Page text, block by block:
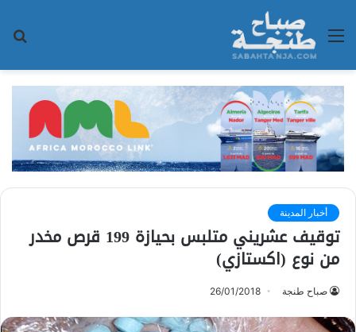
القائمة
أخبار المدينة
توقيف عشريني متلبس بحيازة 199 قرص مخدر
من نوع (اكستازي)
صباح طنجة 26/01/2018